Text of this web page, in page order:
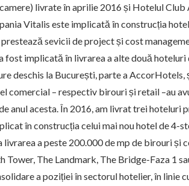
livrate în aprilie 2016 și Hotelul Club
Vitalis este implicată în construcția
sevicii de project și cost
fost implicată în livrarea a alte două
deschis la București, parte a AccorHotels,
comercial – respectiv birouri și retail –au
anul acesta. În 2016, am livrat trei hoteluri
în construcția celui mai nou hotel de 4-
livrarea a peste 200.000 de mp de birouri și
Tower, The Landmark, The Bridge-Faza 1
a poziției în sectorul hotelier, în linie